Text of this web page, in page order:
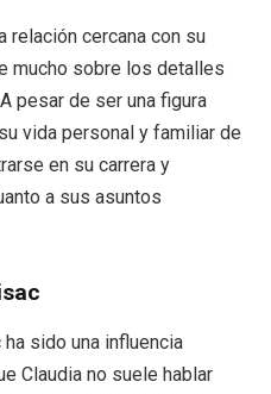
relación cercana con su
mucho sobre los detalles
pesar de ser una figura
vida personal y familiar de
en su carrera y
a sus asuntos
ha sido una influencia
Claudia no suele hablar